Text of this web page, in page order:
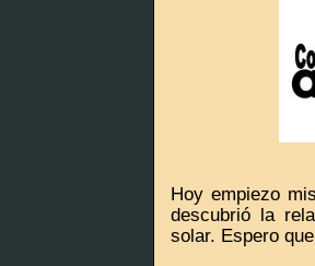
Hoy empiezo
descubrió la
solar. Espero